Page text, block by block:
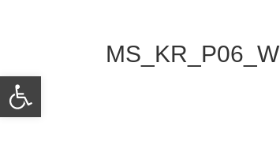
Otwórz pasek narzędzi